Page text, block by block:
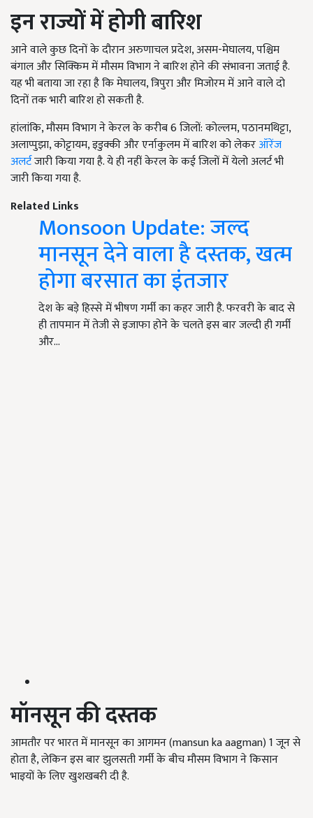
इन राज्यों में होगी बारिश
आने वाले कुछ दिनों के दौरान अरुणाचल प्रदेश, असम-मेघालय, पश्चिम
बंगाल और सिक्किम में मौसम विभाग ने बारिश होने की संभावना जताई है.
यह भी बताया जा रहा है कि मेघालय, त्रिपुरा और मिजोरम में आने वाले दो
दिनों तक भारी बारिश हो सकती है.
हांलांकि, मौसम विभाग ने केरल के करीब 6 जिलों: कोल्लम, पठानमथिट्टा,
अलाप्पुझा, कोट्टायम, इडुक्की और एर्नाकुलम में बारिश को लेकरऑरेंज
अलर्टजारी किया गया है. ये ही नहीं केरल के कई जिलों में येलो अलर्ट भी
जारी किया गया है.
Related Links
Monsoon Update: जल्द
मानसून देने वाला है दस्तक, खत्म
होगा बरसात का इंतजार
देश के बड़े हिस्से में भीषण गर्मी का कहर जारी है. फरवरी के बाद से
ही तापमान में तेजी से इजाफा होने के चलते इस बार जल्दी ही गर्मी
और…
मॉनसून की दस्तक
आमतौर पर भारत में मानसून का आगमन (mansun ka aagman) 1 जून से
होता है, लेकिन इस बार झुलसती गर्मी के बीच मौसम विभाग ने किसान
भाइयों के लिए खुशखबरी दी है.